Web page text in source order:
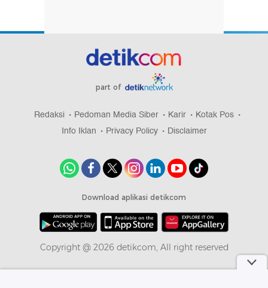
part of
Redaksi Pedoman Media Siber Karir
Kotak Pos
Info Iklan
Privacy Policy Disclaimer
Download aplikasi detikcom
Copyright @ 2026 detikcom, All right reserved